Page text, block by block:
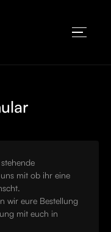
mit ob ihr eine
wir eure Bestellung
mit euch in